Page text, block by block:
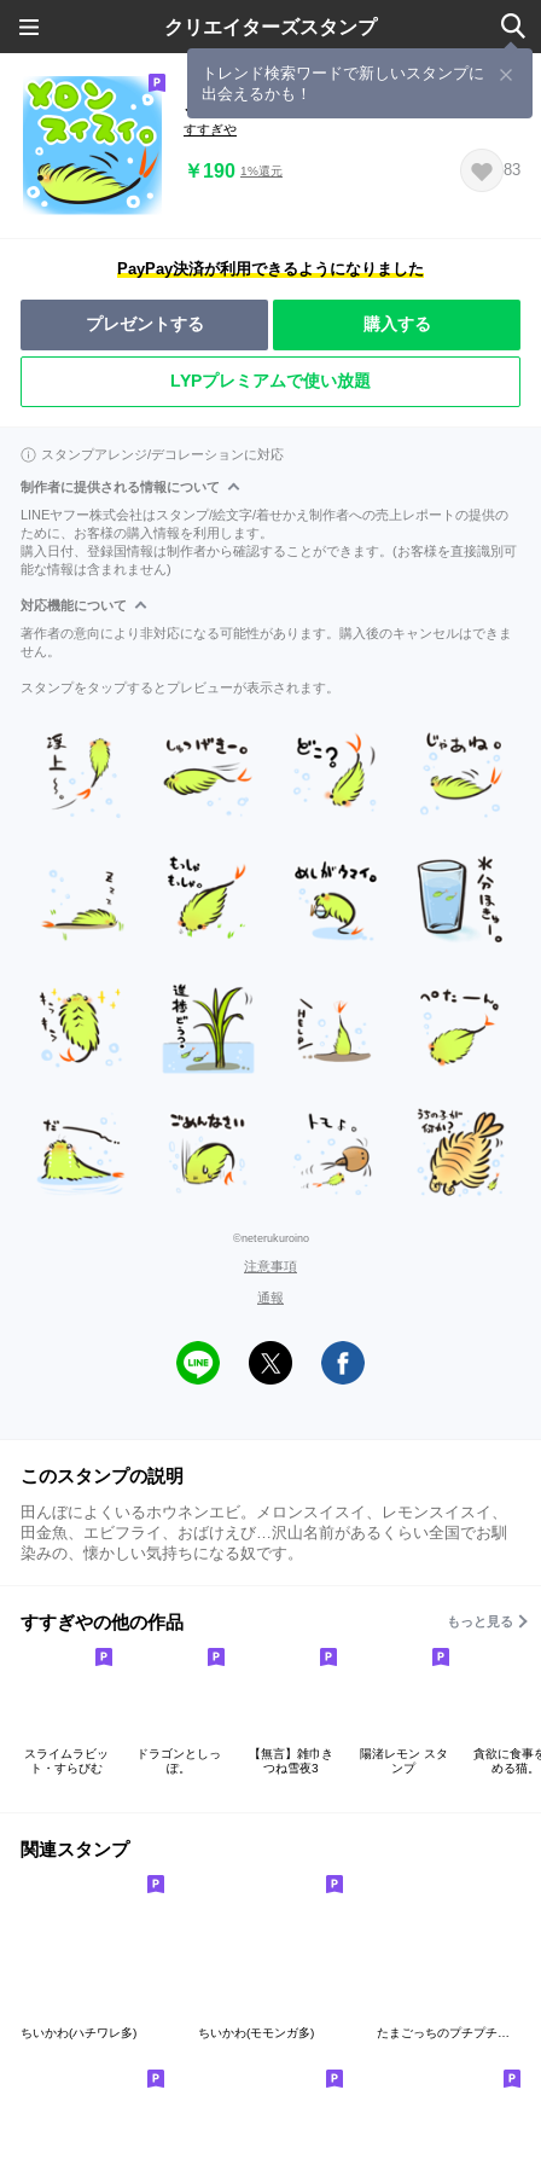
クリエイターズスタンプ
トレンド検索ワードで新しいスタンプに
出会えるかも！
メロンスイスイ。
すすぎや
￥190 1%還元 83
PayPay決済が利用できるようになりました
プレゼントする 購入する
LYPプレミアムで使い放題
スタンプアレンジ/デコレーションに対応
制作者に提供される情報について
LINEヤフー株式会社はスタンプ/絵文字/着せかえ制作者への売上レポートの提供の
ために、お客様の購入情報を利用します。
購入日付、登録国情報は制作者から確認することができます。(お客様を直接識別可
能な情報は含まれません)
対応機能について
著作者の意向により非対応になる可能性があります。購入後のキャンセルはできま
せん。
スタンプをタップするとプレビューが表示されます。
©neterukuroino
注意事項
通報
このスタンプの説明
田んぼによくいるホウネンエビ。メロンスイスイ、レモンスイスイ、
田金魚、エビフライ、おばけえび…沢山名前があるくらい全国でお馴
染みの、懐かしい気持ちになる奴です。
すすぎやの他の作品 もっと見る
スライムラビッ
ト・すらびむ
ドラゴンとしっ
ぽ。
【無言】雑巾き
つね雪夜3
陽渚レモン スタ
ンプ
貪欲に食事
める猫。
関連スタンプ
ちいかわ(ハチワレ多) ちいかわ(モモンガ多) たまごっちのプチプチおみせっち